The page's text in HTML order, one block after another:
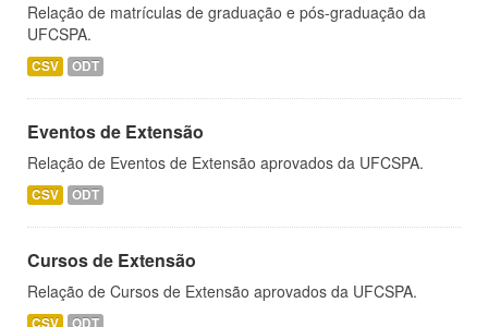
Relação de matrículas de graduação e pós-graduação da
UFCSPA.
CSV ODT
Eventos de Extensão
Relação de Eventos de Extensão aprovados da UFCSPA.
CSV ODT
Cursos de Extensão
Relação de Cursos de Extensão aprovados da UFCSPA.
CSV ODT